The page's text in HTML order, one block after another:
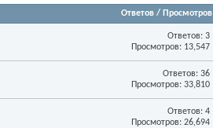
Ответов / Просмотров
Ответов:3
Просмотров: 13,547
Ответов:36
Просмотров: 33,810
Ответов:4
Просмотров: 26,694